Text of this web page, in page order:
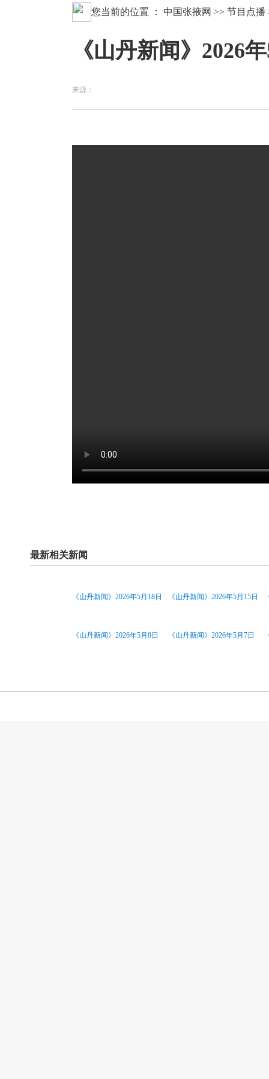
您当前的位置 ： 中国张掖网 >> 节目点播
《山丹新闻》2026
来源：
最新相关新闻
《山丹新闻》2026年5月18日 《山丹新闻》2026年5月15日
《山丹新闻》2026年5月8日 《山丹新闻》2026年5月7日